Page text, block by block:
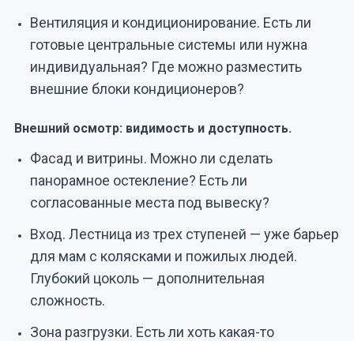
Вентиляция и кондиционирование. Есть ли
готовые центральные системы или нужна
индивидуальная? Где можно разместить
внешние блоки кондиционеров?
Внешний осмотр: видимость и доступность.
Фасад и витрины. Можно ли сделать
панорамное остекление? Есть ли
согласованные места под вывеску?
Вход. Лестница из трех ступеней — уже барьер
для мам с колясками и пожилых людей.
Глубокий цоколь — дополнительная
сложность.
Зона разгрузки. Есть ли хоть какая-то